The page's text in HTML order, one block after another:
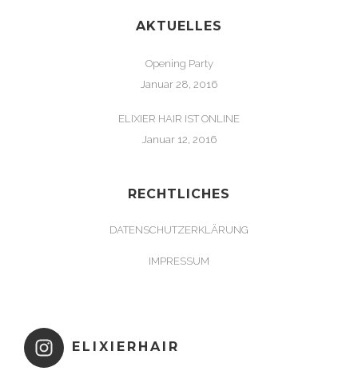
AKTUELLES
Opening Party
Januar 28, 2016
ELIXIER HAIR IST ONLINE
Januar 12, 2016
RECHTLICHES
DATENSCHUTZERKLÄRUNG
IMPRESSUM
ELIXIERHAIR